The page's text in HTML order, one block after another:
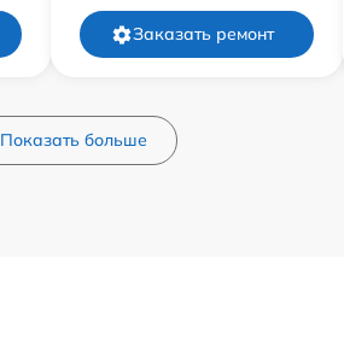
Заказать ремонт
Показать больше